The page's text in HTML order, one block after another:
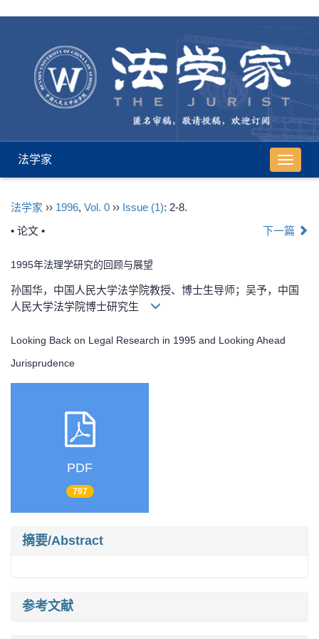
导
航
法学家
法学家 ›› 1996, Vol. 0 ›› Issue (1): 2-8.
• 论文 •
下一篇
1995年法理学研究的回顾与展望
孙国华，中国人民大学法学院教授、博士生导师；吴予，中国
人民大学法学院博士研究生
Looking Back on Legal Research in 1995 and Looking Ahead
Jurisprudence
PDF
797
摘要/Abstract
参考文献